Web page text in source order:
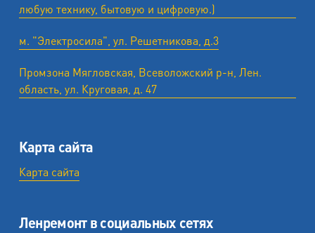
любую технику, бытовую и цифровую.)
м. "Электросила", ул. Решетникова, д.3
Промзона Мягловская, Всеволожский р-н, Лен.
область, ул. ​Круговая, д. 47
Карта сайта
Карта сайта
Ленремонт в социальных сетях